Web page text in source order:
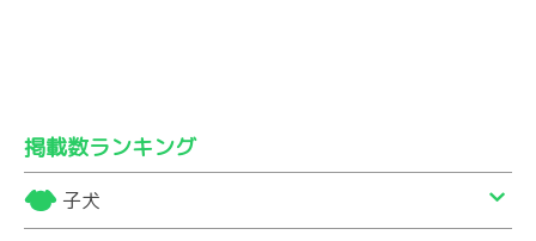
掲載数ランキング
子犬